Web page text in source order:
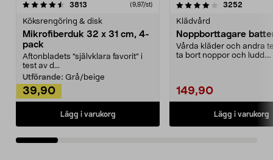
3813 (9,97/st)
Köksrengöring & disk
Mikrofiberduk 32 x 31 cm, 4-
pack
Aftonbladets "självklara favorit” i
test av d...
Utförande: Grå/beige
39,90
Lägg i varukorg
4.0av 5 stjärnor 3252
Klädvård
Noppborttagare
Vårda kläder och andra
ta bort noppor och ludd.
149,90
Lägg i varukorg
4.5av 5 stjärnor